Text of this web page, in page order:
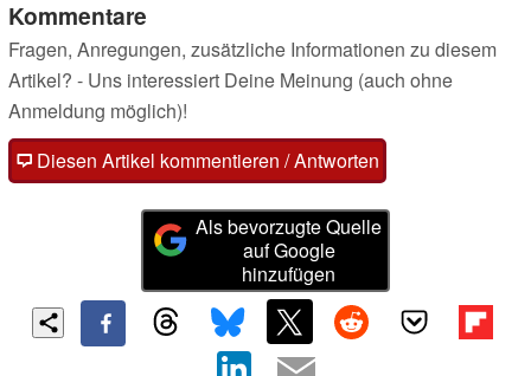
Kommentare
Fragen, Anregungen, zusätzliche Informationen zu diesem
Artikel? - Uns interessiert Deine Meinung (auch ohne
Anmeldung möglich)!
Diesen Artikel kommentieren / Antworten
Als bevorzugte Quelle
auf Google
hinzufügen